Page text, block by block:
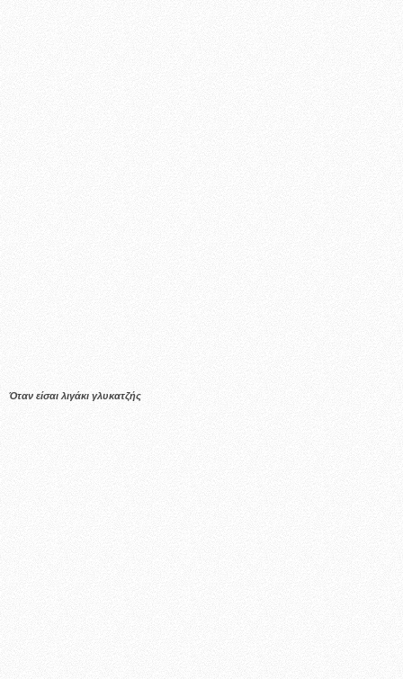
Όταν είσαι λιγάκι γλυκατζής